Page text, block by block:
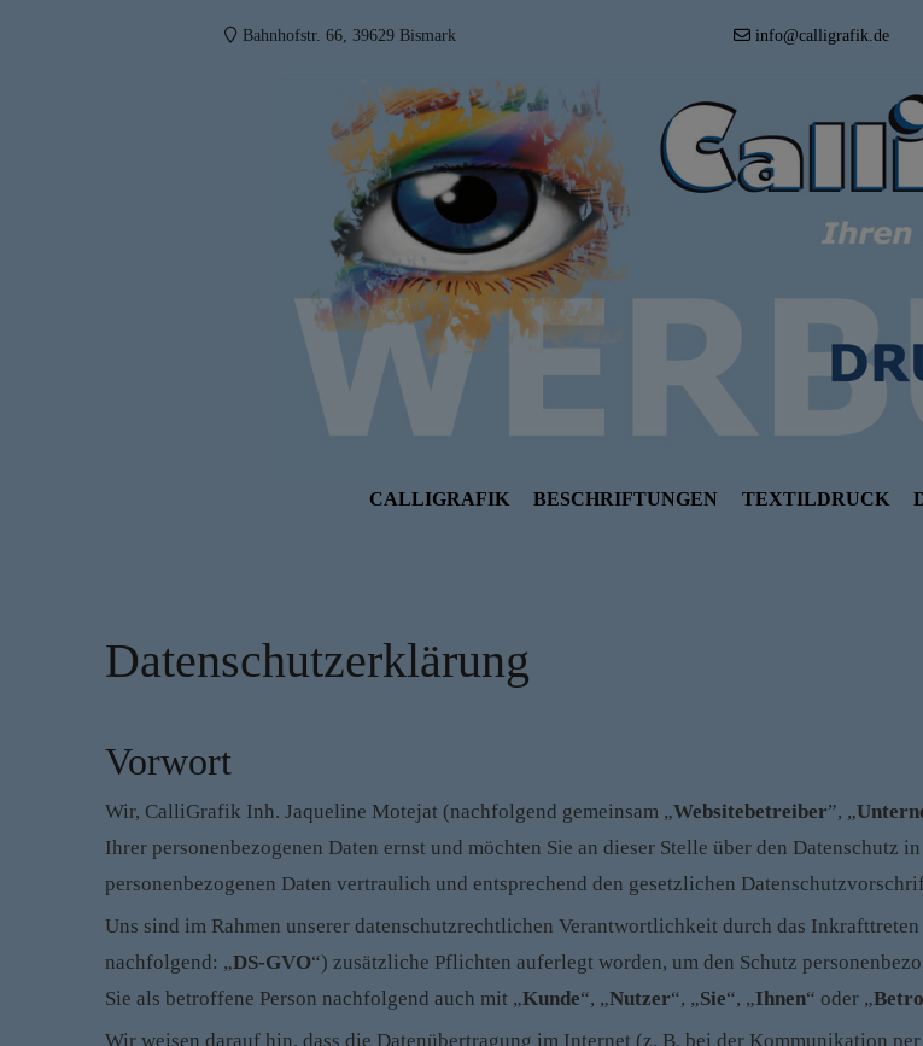
Bahnhofstr. 66, 39629 Bismark info@calligrafik.de
CALLIGRAFIK BESCHRIFTUNGEN TEXTILDRUCK
Datenschutzerklärung
Vorwort
Wir, CalliGrafik Inh. Jaqueline Motejat (nachfolgend gemeinsam „Websitebetreiber”, „
Ihrer personenbezogenen Daten ernst und möchten Sie an dieser Stelle über den Datenschutz
personenbezogenen Daten vertraulich und entsprechend den gesetzlichen
Uns sind im Rahmen unserer datenschutzrechtlichen Verantwortlichkeit durch das
nachfolgend: „DS-GVO“) zusätzliche Pflichten auferlegt worden, um den Schutz
Sie als betroffene Person nachfolgend auch mit „Kunde“, „Nutzer“, „Sie“, „Ihnen“ oder „
Wir weisen darauf hin, dass die Datenübertragung im Internet (z. B. bei der Kommunikation